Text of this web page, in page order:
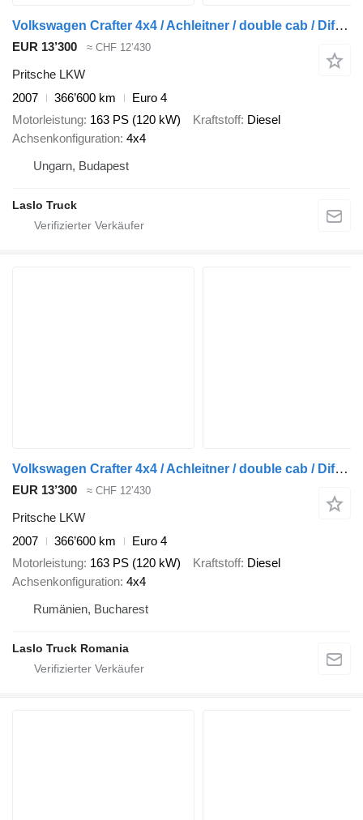
Volkswagen Crafter 4x4 / Achleitner / double cab / Differential Locks / Low
EUR 13’300 ≈ CHF 12’430
Pritsche LKW
2007
366’600 km
Euro 4
Motorleistung 163 PS (120 kW) Kraftstoff Diesel
Achsenkonfiguration 4x4
Ungarn, Budapest
Laslo Truck
Volkswagen Crafter 4x4 / Achleitner / double cab / Differential Locks / Low
EUR 13’300 ≈ CHF 12’430
Pritsche LKW
2007
366’600 km
Euro 4
Motorleistung 163 PS (120 kW) Kraftstoff Diesel
Achsenkonfiguration 4x4
Rumänien, Bucharest
Laslo Truck Romania